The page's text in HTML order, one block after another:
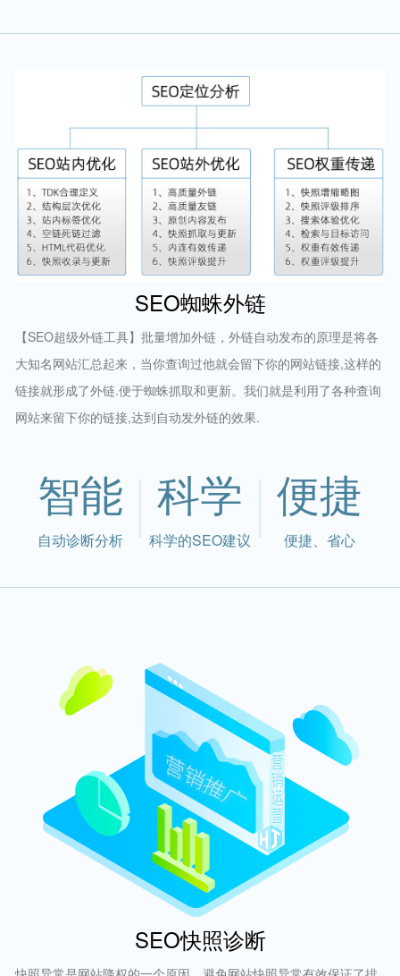
SEO蜘蛛外链
【SEO超级外链工具】批量增加外链，外链自动发布的原理是将各
大知名网站汇总起来，当你查询过他就会留下你的网站链接,这样的
链接就形成了外链.便于蜘蛛抓取和更新。我们就是利用了各种查询
网站来留下你的链接,达到自动发外链的效果.
智能
自动诊断分析
科学
科学的SEO建议
便捷
便捷、省心
SEO快照诊断